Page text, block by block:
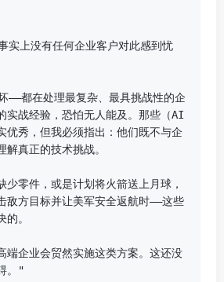
实上没有任何企业客户对此感到忧
——都在处理最复杂、最具挑战性的企
实战经验，恐怕无人能及。那些（AI
优秀，但我必须指出：他们既不与企
解真正的技术挑战。
少零件，或是计划将火箭送上月球，
敌方目标并让美军安全返航时——这些
。
端企业会贸然实施这类方案。这还没
。"